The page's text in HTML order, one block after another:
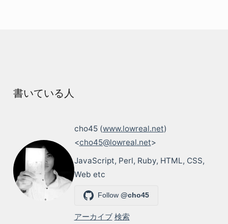
書いている人
cho45 (www.lowreal.net)
<cho45@lowreal.net>
JavaScript, Perl, Ruby, HTML, CSS,
Web etc
Follow@cho45
アーカイブ 検索